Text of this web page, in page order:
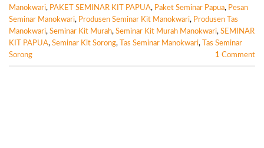
Manokwari, PAKET SEMINAR KIT PAPUA, Paket Seminar Papua, Pesan
Seminar Manokwari, Produsen Seminar Kit Manokwari, Produsen Tas
Manokwari, Seminar Kit Murah, Seminar Kit Murah Manokwari, SEMINAR
KIT PAPUA, Seminar Kit Sorong, Tas Seminar Manokwari,
Tas Seminar
Sorong
1 Comment